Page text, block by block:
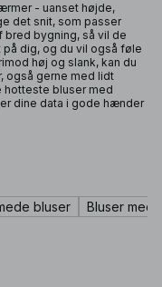
- uanset højde,
det snit, som passer
bred bygning, så vil de
dig, og du vil også føle
høj og slank, kan du
også gerne med lidt
hotteste bluser med
dine data i gode hænder
bluser Bluser med